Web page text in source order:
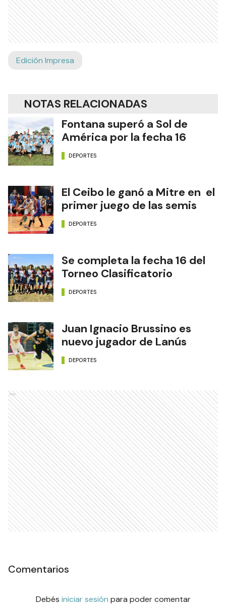
Edición Impresa
NOTAS RELACIONADAS
Fontana superó a Sol de
América por la fecha 16
DEPORTES
El Ceibo le ganó a Mitre en el
primer juego de las semis
DEPORTES
Se completa la fecha 16 del
Torneo Clasificatorio
DEPORTES
Juan Ignacio Brussino es
nuevo jugador de Lanús
DEPORTES
Ads
Comentarios
Debés iniciar sesión para poder comentar